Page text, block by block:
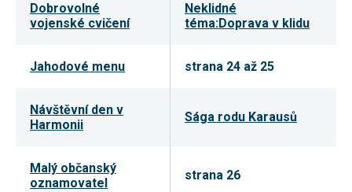
Dobrovolné
vojenské cvičení
Neklidné
téma:Doprava v klidu
Jahodové menu strana 24 až 25
Návštěvní den v
Harmonii
Sága rodu Karausů
Malý občanský
oznamovatel
strana 26
používání
analytických
cookies ve
ztrácíme
optimalizace